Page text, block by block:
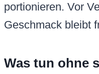
portionieren. Vor
Geschmack bleibt
Was tun ohne